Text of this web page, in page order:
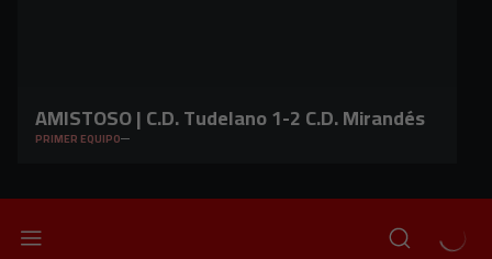
AMISTOSO | C.D. Tudelano 1-2 C.D. Mirandés
PRIMER EQUIPO